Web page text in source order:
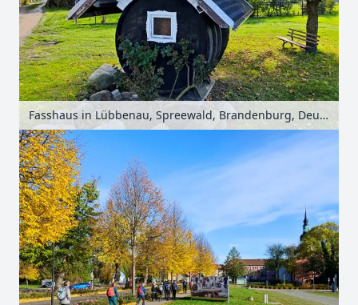
Fasshaus in Lübbenau, Spreewald, Brandenburg, Deutschland